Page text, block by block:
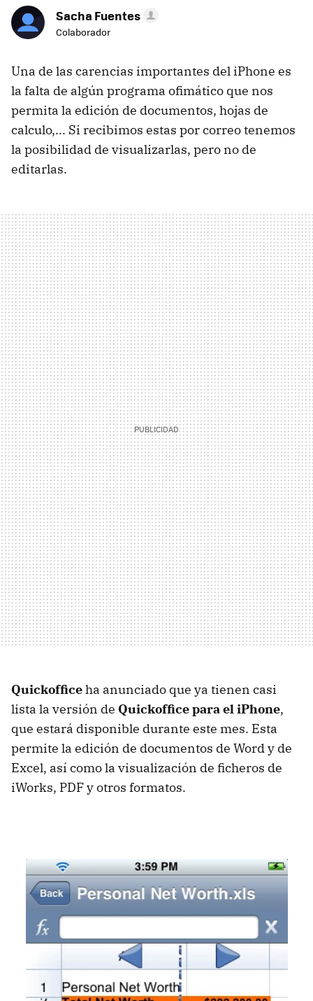
Sacha Fuentes
Colaborador
Una de las carencias importantes del iPhone es
la falta de algún programa ofimático que nos
permita la edición de documentos, hojas de
calculo,... Si recibimos estas por correo tenemos
la posibilidad de visualizarlas, pero no de
editarlas.
Quickofficeha anunciado que ya tienen casi
lista la versión de Quickoffice para el iPhone,
que estará disponible durante este mes. Esta
permite la edición de documentos de Word y de
Excel, así como la visualización de ficheros de
iWorks, PDFy otros formatos.